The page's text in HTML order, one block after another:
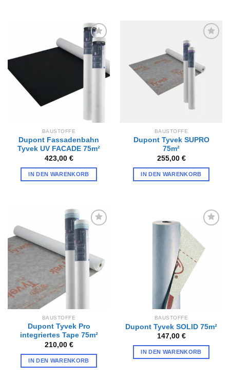
Zur
Wunschliste
hinzufügen
BAUSTOFFE
Dupont Fassadenbahn
Tyvek UV FACADE 75m²
423,00 €
IN DEN WARENKORB
Wunschliste
hinzufügen
BAUSTOFFE
Dupont Tyvek SUPRO
75m²
255,00 €
IN DEN WARENKORB
Zur
Wunschliste
hinzufügen
BAUSTOFFE
Dupont Tyvek Pro
integriertes Tape 75m²
210,00 €
IN DEN WARENKORB
Wunschliste
hinzufügen
BAUSTOFFE
Dupont Tyvek SOLID 75m²
147,00 €
IN DEN WARENKORB